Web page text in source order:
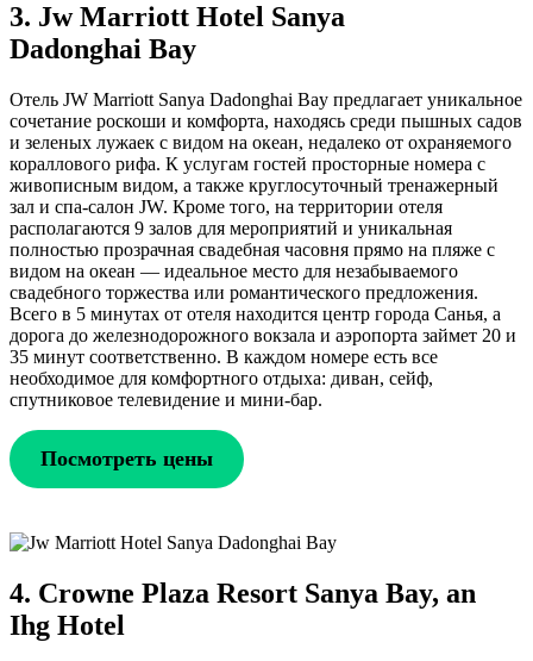
3. Jw Marriott Hotel Sanya
Dadonghai Bay
Отель JW Marriott Sanya Dadonghai Bay предлагает уникальное
сочетание роскоши и комфорта, находясь среди пышных садов
и зеленых лужаек с видом на океан, недалеко от охраняемого
кораллового рифа. К услугам гостей просторные номера с
живописным видом, а также круглосуточный тренажерный
зал и спа-салон JW. Кроме того, на территории отеля
располагаются 9 залов для мероприятий и уникальная
полностью прозрачная свадебная часовня прямо на пляже с
видом на океан — идеальное место для незабываемого
свадебного торжества или романтического предложения.
Всего в 5 минутах от отеля находится центр города Санья, а
дорога до железнодорожного вокзала и аэропорта займет 20 и
35 минут соответственно. В каждом номере есть все
необходимое для комфортного отдыха: диван, сейф,
спутниковое телевидение и мини-бар.
Посмотреть цены
4. Crowne Plaza Resort Sanya Bay, an
Ihg Hotel